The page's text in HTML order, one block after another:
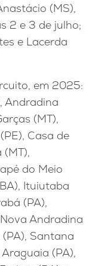
(MS),
2 e 3 de julho;
e Lacerda
em 2025:
Andradina
(MT),
Casa de
(MT),
do Meio
Ituiutaba
(PA),
Andradina
Santana
(PA),